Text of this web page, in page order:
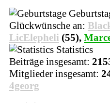
Glückwünsche an:
LicElepheli (55),
Statistics
Beiträge insgesamt:
Mitglieder insgesamt:
4georg